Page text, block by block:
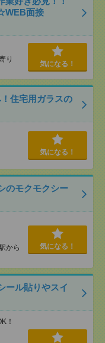
面接
り
気になる！
住宅用ガラスの
気になる！
のモクモクシー
から
気になる！
ール貼りやスイ
！